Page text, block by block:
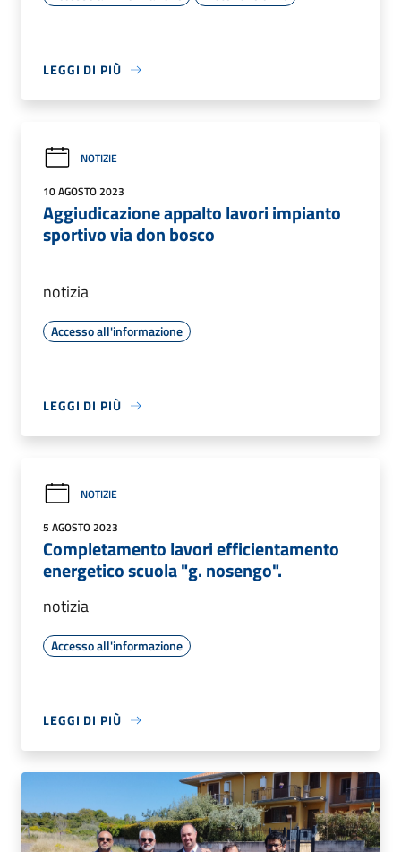
LEGGI DI PIÙ
NOTIZIE
10 AGOSTO 2023
Aggiudicazione appalto lavori impianto
sportivo via don bosco
notizia
Accesso all'informazione
LEGGI DI PIÙ
NOTIZIE
5 AGOSTO 2023
Completamento lavori efficientamento
energetico scuola "g. nosengo".
notizia
Accesso all'informazione
LEGGI DI PIÙ